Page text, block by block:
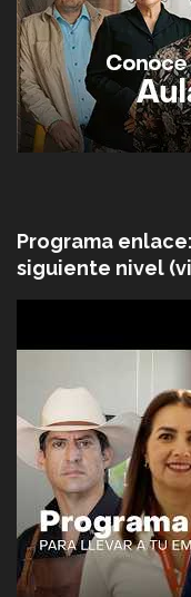
Programa
siguiente nivel